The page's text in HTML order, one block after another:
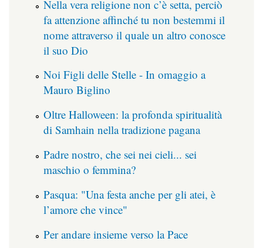
Nella vera religione non c’è setta, perciò
fa attenzione affinché tu non bestemmi il
nome attraverso il quale un altro conosce
il suo Dio
Noi Figli delle Stelle - In omaggio a
Mauro Biglino
Oltre Halloween: la profonda spiritualità
di Samhain nella tradizione pagana
Padre nostro, che sei nei cieli... sei
maschio o femmina?
Pasqua: "Una festa anche per gli atei, è
l’amore che vince"
Per andare insieme verso la Pace